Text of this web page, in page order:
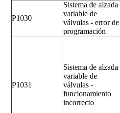
P1030
Sistema de alzada
variable de
válvulas - error de
programación
P1031
Sistema de alzada
variable de
válvulas -
funcionamiento
incorrecto